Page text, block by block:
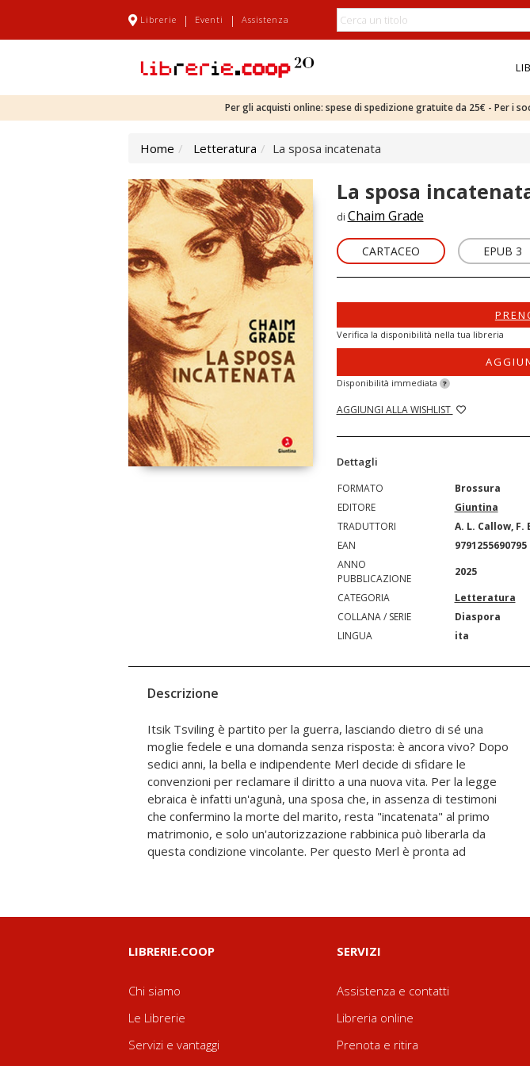
Librerie | Eventi | Assistenza
Per gli acquisti online: spese di spedizione gratuite da 25€ - Per i
Home Letteratura La sposa incatenata
La sposa
di Chaim Grade
CARTACEO EPUB 3
Verifica la disponibilità nella tua libreria
Disponibilità immediata ?
AGGIUNGI ALLA WISHLIST
Dettagli
FORMATO
Brossura
EDITORE
Giuntina
TRADUTTORI
A. L. Callow,
EAN
9791255690795
ANNO
PUBBLICAZIONE
2025
CATEGORIA
Letteratura
COLLANA / SERIE
Diaspora
LINGUA
ita
Descrizione
Itsik Tsviling è partito per la guerra, lasciando dietro di sé una
moglie fedele e una domanda senza risposta: è ancora vivo? Dopo
sedici anni, la bella e indipendente Merl decide di sfidare le
convenzioni per reclamare il diritto a una nuova vita. Per la legge
ebraica è infatti un'agunà, una sposa che, in assenza di testimoni
che confermino la morte del marito, resta "incatenata" al primo
matrimonio, e solo un'autorizzazione rabbinica può liberarla da
questa condizione vincolante. Per questo Merl è pronta ad
affrontare una battaglia che la metterà contro la famiglia, la
comunità ebraica e le rigide leggi rabbiniche, scatenando un
vortice di passioni, segreti e rivalità. Con "La sposa incatenata",
Chaim Grade ci conduce nel cuore pulsante della Vilna ebraica,
ricostruendo con magistrale precisione un mondo scomparso.
Attraverso il ritratto di un'indomita protagonista ci regala un
racconto di coraggio e resistenza, in un romanzo che è al tempo
LIBRERIE.COOP
Chi siamo
Le Librerie
Servizi e vantaggi
SERVIZI
Assistenza e contatti
Libreria online
Prenota e ritira